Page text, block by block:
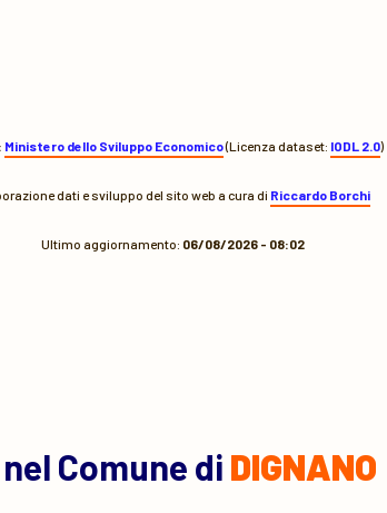
Ministero dello Sviluppo Economico(Licenza dataset: IODL 2.0)
dati e sviluppo del sito web a cura di Riccardo Borchi
Ultimo aggiornamento: 06/08/2026 - 08:02
Comune di DIGNANO